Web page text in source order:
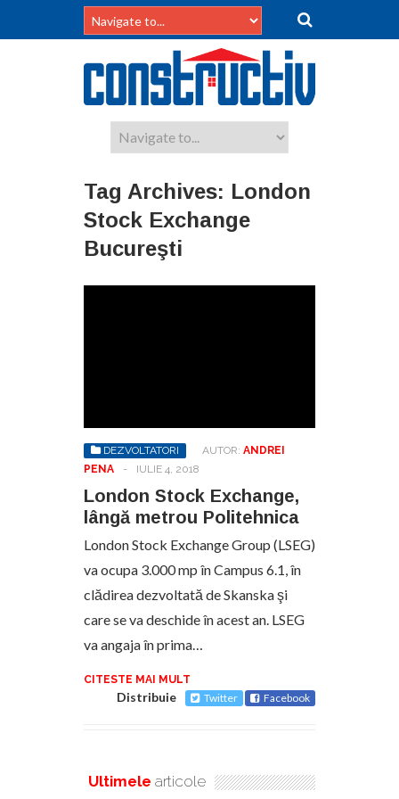
Tag Archives: London
Stock Exchange
Bucureşti
DEZVOLTATORI AUTOR: ANDREI
PENA
- IULIE 4, 2018
London Stock Exchange,
lângă metrou Politehnica
London Stock Exchange Group (LSEG)
va ocupa 3.000 mp în Campus 6.1, în
clădirea dezvoltată de Skanska şi
care se va deschide în acest an. LSEG
va angaja în prima…
CITESTE MAI MULT
Distribuie Twitter Facebook
Ultimele articole